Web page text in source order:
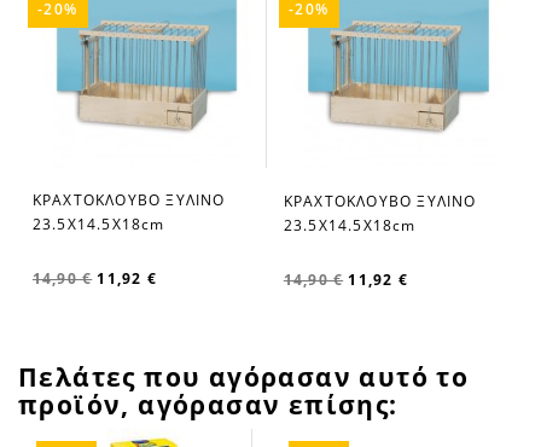
ΚΡΑΧΤΟΚΛΟΥΒΟ ΞΥΛΙΝΟ
23.5Χ14.5Χ18cm
14,90 € 11,92 €
-20%
ΚΡΑΧΤΟΚΛΟΥΒΟ ΞΥΛΙΝΟ
23.5Χ14.5Χ18cm
14,90 € 11,92 €
-20%
Πελάτες που αγόρασαν αυτό το
προϊόν, αγόρασαν επίσης: